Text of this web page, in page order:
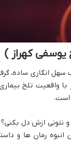
کهراز )
انگاری ساده،
با واقعیت تلخ
است.
نتونی ازش دل
انبوه رمان ها و